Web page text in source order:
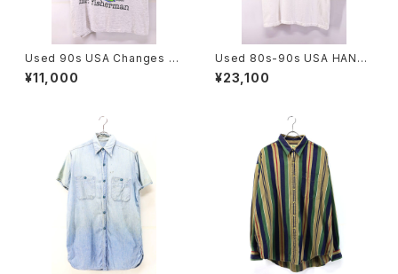
Used 90s USA Changes Ji
m Benton Mr Fisherman Po
p Art Graphic T-Shirt Size
¥11,000
Used 80s-90s USA HANES
PICASSO The Bouquet Art
Graphic T-Shirt Size L 古着
¥23,100